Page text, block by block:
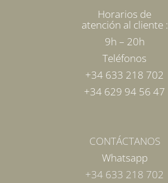
Horarios de
atención al cliente :
9h – 20h
Teléfonos
+34 633 218 702
+34 629 94 56 47
CONTÁCTANOS
Whatsapp
+34 633 218 702